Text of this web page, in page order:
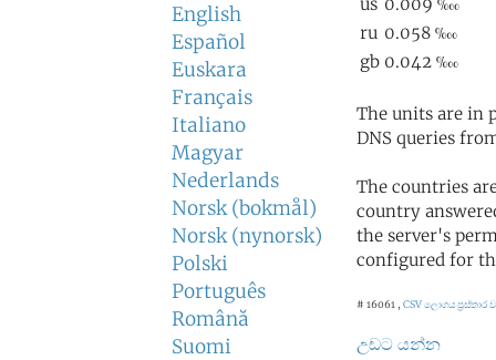
English
Español
Euskara
Français
Italiano
Magyar
Nederlands
Norsk (bokmål)
Norsk (nynorsk)
Polski
Português
Română
Suomi
The units are in
DNS queries
The countries
country
the server's
configured for
# 16061 , CSV ලොගය
උඩට යන්න